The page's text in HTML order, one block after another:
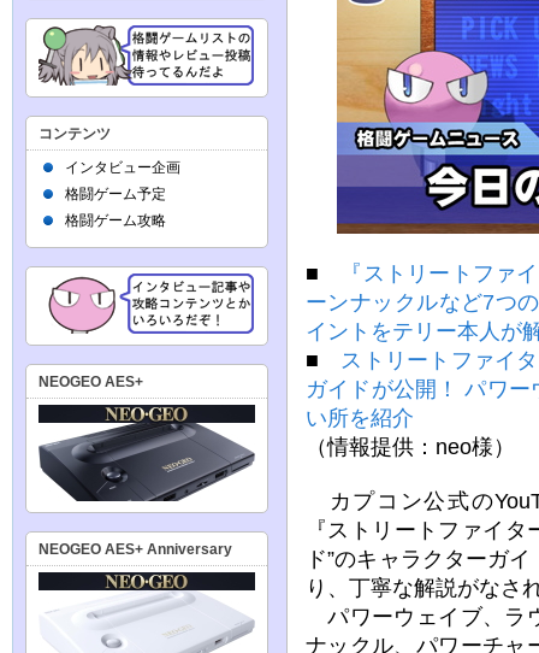
■
『ストリートファ
ーンナックルなど7つ
イントをテリー本人が
■
ストリートファイ
ガイドが公開！ パワ
い所を紹介
（情報提供：neo様）
カプコン公式の
『ストリートファイ
ド”のキャラクターガ
り、丁寧な解説がなさ
パワーウェイブ、ラ
ナックル、パワーチャ
コンテンツ
インタビュー企画
格闘ゲーム予定
格闘ゲーム攻略
NEOGEO AES+
NEOGEO AES+ Anniversary